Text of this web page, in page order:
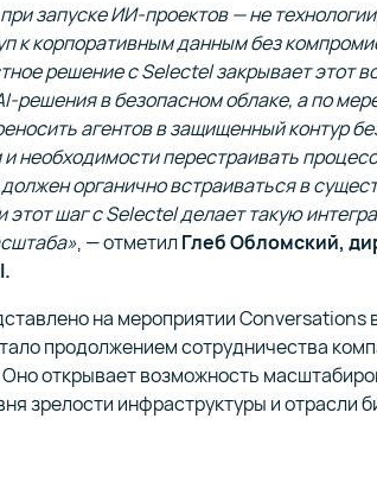
запуске ИИ-проектов — не
к корпоративным данным без
решение с Selectel закрывает этот
решения в безопасном облаке, а по
агентов в защищенный контур
необходимости перестраивать
органично встраиваться в
этот шаг с Selectel делает такую
, — отметилГлеб Обломский,
на мероприятии Conversations
продолжением сотрудничества
Оно открывает возможность
зрелости инфраструктуры и отрасли